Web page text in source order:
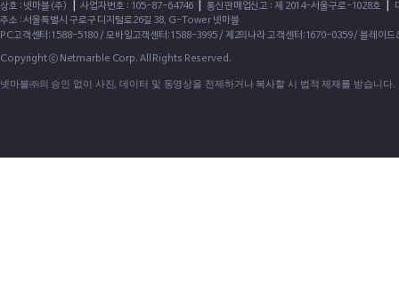
상호 : 넷마블(주) 사업자번호 : 105-87-64746 통신판매업신고 : 제 2014-서울구로-1028호
주소 : 서울특별시 구로구 디지털로26길 38, G-Tower 넷마블
PC고객센터:1588-5180 / 모바일고객센터:1588-3995 / 제2의나라 고객센터:1670-0359 / 블레이
Copyright ⓒ Netmarble Corp. All Rights Reserved.
넷마블㈜의 승인 없이 사진, 데이터 및 동영상을 전제하거나 복사할 시 법적 제재를 받습니다.